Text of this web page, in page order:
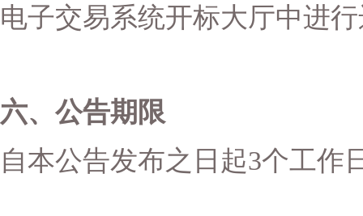
电子交易系统开标大厅中进
六、公告期限
自本公告发布之日起3个工作